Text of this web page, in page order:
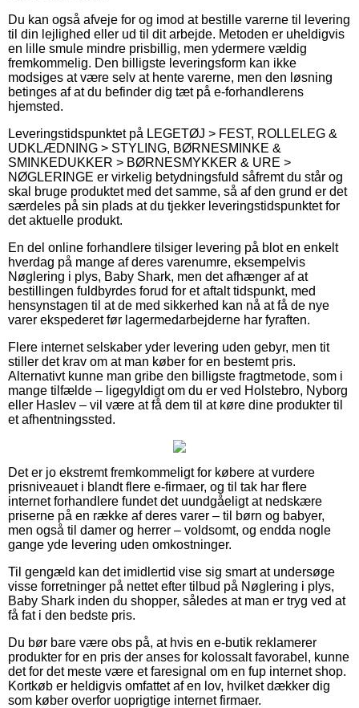
Du kan også afveje for og imod at bestille varerne til levering
til din lejlighed eller ud til dit arbejde. Metoden er uheldigvis
en lille smule mindre prisbillig, men ydermere vældig
fremkommelig. Den billigste leveringsform kan ikke
modsiges at være selv at hente varerne, men den løsning
betinges af at du befinder dig tæt på e-forhandlerens
hjemsted.
Leveringstidspunktet på LEGETØJ > FEST, ROLLELEG &
UDKLÆDNING > STYLING, BØRNESMINKE &
SMINKEDUKKER > BØRNESMYKKER & URE >
NØGLERINGE er virkelig betydningsfuld såfremt du står og
skal bruge produktet med det samme, så af den grund er det
særdeles på sin plads at du tjekker leveringstidspunktet for
det aktuelle produkt.
En del online forhandlere tilsiger levering på blot en enkelt
hverdag på mange af deres varenumre, eksempelvis
Nøglering i plys, Baby Shark, men det afhænger af at
bestillingen fuldbyrdes forud for et aftalt tidspunkt, med
hensynstagen til at de med sikkerhed kan nå at få de nye
varer ekspederet før lagermedarbejderne har fyraften.
Flere internet selskaber yder levering uden gebyr, men tit
stiller det krav om at man køber for en bestemt pris.
Alternativt kunne man gribe den billigste fragtmetode, som i
mange tilfælde – ligegyldigt om du er ved Holstebro, Nyborg
eller Haslev – vil være at få dem til at køre dine produkter til
et afhentningssted.
Det er jo ekstremt fremkommeligt for købere at vurdere
prisniveauet i blandt flere e-firmaer, og til tak har flere
internet forhandlere fundet det uundgåeligt at nedskære
priserne på en række af deres varer – til børn og babyer,
men også til damer og herrer – voldsomt, og endda nogle
gange yde levering uden omkostninger.
Til gengæld kan det imidlertid vise sig smart at undersøge
visse forretninger på nettet efter tilbud på Nøglering i plys,
Baby Shark inden du shopper, således at man er tryg ved at
få fat i den bedste pris.
Du bør bare være obs på, at hvis en e-butik reklamerer
produkter for en pris der anses for kolossalt favorabel, kunne
det for det meste være et faresignal om en fup internet shop.
Kortkøb er heldigvis omfattet af en lov, hvilket dækker dig
som køber overfor uoprigtige internet firmaer.